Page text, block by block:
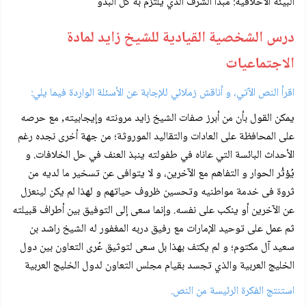
درس الشخصية القيادية للشيخ زايد لمادة
الاجتماعيات
اقرأ النص الآتي، و أناقش زملائي للإجابة عن الأسئلة الواردة فيما يلي:
يمكن القول بأن من أبرز صفات الشيخ زايد مرونته وإيجابيته, مع حرصه
على المحافظة على العادات والتقاليد الموروثة؛ من جهة أخرى نجده رغم
الأحداث البائسة التي عاناه في طفولته ينبذ العنف في حل الخلافات. و
يُؤثْر الحوار و التفاهم مع الآخرين، و لا يتوافى عن تسخير ما لديه من
ثروة فى خدمة مواطنيه وتحسين ظروف حياتهم و لهذا لم يكن لينعزل
عن الآخرين أو ينكب على نفسه. وإنما سعى إلى التوفيق بين أطراف قبيلته
ثم عمل على توحيد الإمارات مع رفيق دربه المغفور له الشيخ راشد بن
سعيد آل مكتوم؛ و لم يكتف بهذا بل سعى لتوثيق عُرى التعاون بين دول
الخليج العربية والذي تجسد بقيام مجلس التعاون لدول الخليج العربية
استنتج الفكرة الرئيسة من النص.